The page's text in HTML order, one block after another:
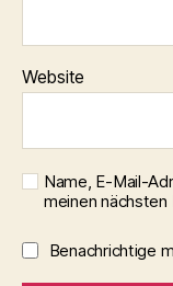
Website
Name, E-Mail-
meinen
Benachrichtige